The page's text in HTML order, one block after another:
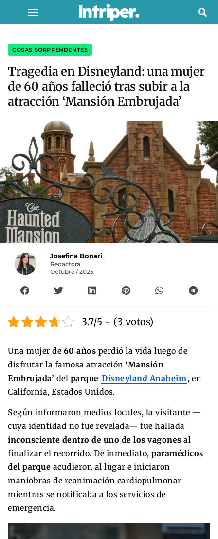
COSAS SORPRENDENTES
Tragedia en Disneyland: una mujer
de 60 años falleció tras subir a la
atracción ‘Mansión Embrujada’
Josefina Bonari
Redactora
Octubre / 2025
3.7/5 - (3 votos)
Una mujer de 60 años perdió la vida luego de
disfrutar la famosa atracción ‘Mansión
Embrujada’ del parque Disneyland Anaheim , en
California, Estados Unidos.
Según informaron medios locales, la visitante —
cuya identidad no fue revelada— fue hallada
inconsciente dentro de uno de los vagones al
finalizar el recorrido. De inmediato, paramédicos
del parque acudieron al lugar e iniciaron
maniobras de reanimación cardiopulmonar
mientras se notificaba a los servicios de
emergencia.